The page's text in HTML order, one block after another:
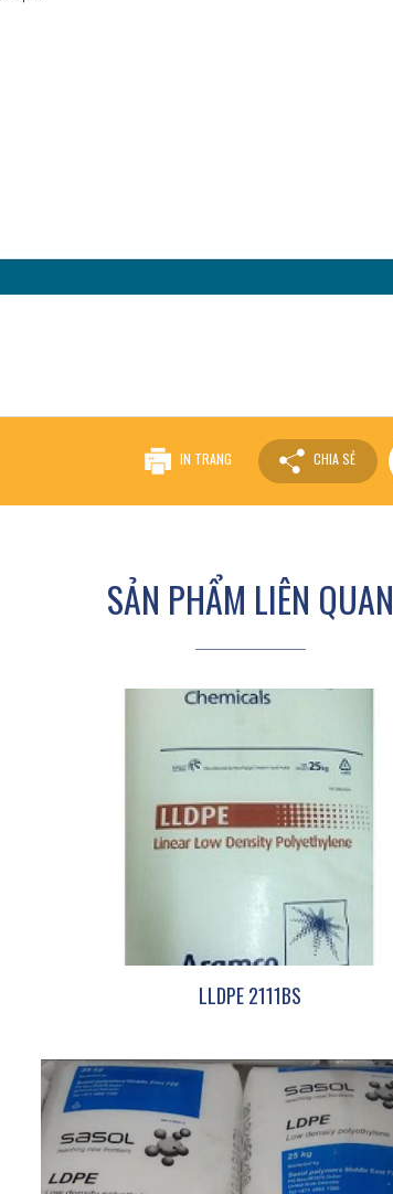
IN TRANG CHIA SẺ
SẢN PHẨM LIÊN QUAN
LLDPE 2111BS